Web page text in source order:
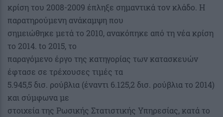
κρίση του 2008-2009 έπληξε σημαντικά τον κλάδο. Η
παρατηρούμενη ανάκαμψη που
σημειώθηκε μετά το 2010, ανακόπηκε από τη νέα κρίση
το 2014. tο 2015, το
παραγόμενο έργο της κατηγορίας των κατασκευών
έφτασε σε τρέχουσες τιμές τα
5.945,5 δισ. ρούβλια (έναντι 6.125,2 δισ. ρούβλια το 2014)
και σύμφωνα με
στοιχεία της Ρωσικής Στατιστικής Υπηρεσίας, κατά το